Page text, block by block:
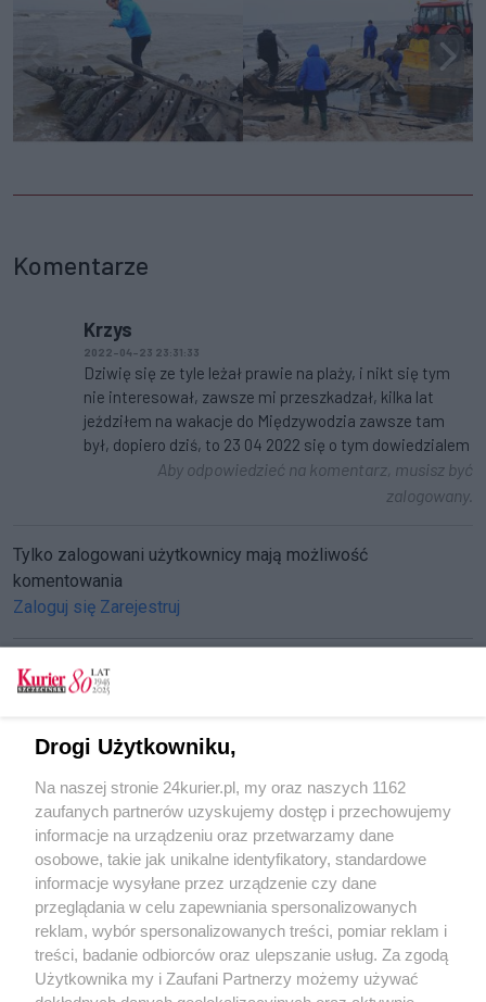
Komentarze
Krzys
2022-04-23 23:31:33
Dziwię się ze tyle leżał prawie na plaży, i nikt się tym
nie interesował, zawsze mi przeszkadzał, kilka lat
jeździłem na wakacje do Międzywodzia zawsze tam
był, dopiero dziś, to 23 04 2022 się o tym dowiedzialem
Aby odpowiedzieć na komentarz, musisz być
zalogowany.
Tylko zalogowani użytkownicy mają możliwość
komentowania
Zaloguj się Zarejestruj
Wyciągają wrak z plaży w Międzywodziu
[GALERIA]
Chcą zabrać wrak z plaży
POGODA
14℃
Drogi Użytkowniku,
Na naszej stronie 24kurier.pl, my oraz naszych 1162
zaufanych partnerów uzyskujemy dostęp i przechowujemy
informacje na urządzeniu oraz przetwarzamy dane
osobowe, takie jak unikalne identyfikatory, standardowe
informacje wysyłane przez urządzenie czy dane
przeglądania w celu zapewniania spersonalizowanych
reklam, wybór spersonalizowanych treści, pomiar reklam i
treści, badanie odbiorców oraz ulepszanie usług. Za zgodą
Użytkownika my i Zaufani Partnerzy możemy używać